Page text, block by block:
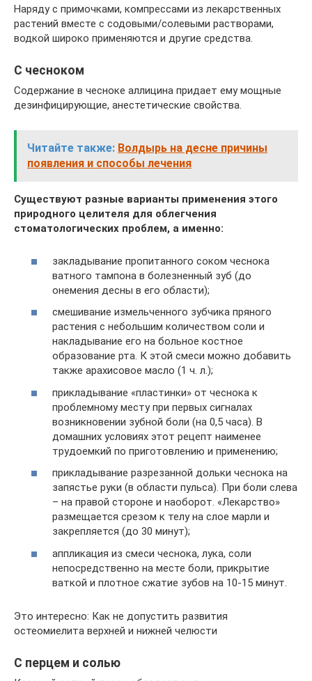
Наряду с примочками, компрессами из лекарственных
растений вместе с содовыми/солевыми растворами,
водкой широко применяются и другие средства.
С чесноком
Содержание в чесноке аллицина придает ему мощные
дезинфицирующие, анестетические свойства.
Читайте также: Волдырь на десне причины
появления и способы лечения
Существуют разные варианты применения этого
природного целителя для облегчения
стоматологических проблем, а именно:
закладывание пропитанного соком чеснока
ватного тампона в болезненный зуб (до
онемения десны в его области);
смешивание измельченного зубчика пряного
растения с небольшим количеством соли и
накладывание его на больное костное
образование рта. К этой смеси можно добавить
также арахисовое масло (1 ч. л.);
прикладывание «пластинки» от чеснока к
проблемному месту при первых сигналах
возникновении зубной боли (на 0,5 часа). В
домашних условиях этот рецепт наименее
трудоемкий по приготовлению и применению;
прикладывание разрезанной дольки чеснока на
запястье руки (в области пульса). При боли слева
– на правой стороне и наоборот. «Лекарство»
размещается срезом к телу на слое марли и
закрепляется (до 30 минут);
аппликация из смеси чеснока, лука, соли
непосредственно на месте боли, прикрытие
ваткой и плотное сжатие зубов на 10-15 минут.
Это интересно: Как не допустить развития
остеомиелита верхней и нижней челюсти
С перцем и солью